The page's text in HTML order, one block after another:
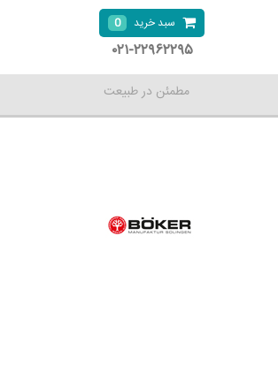
سبد خرید 0
۰۲۱-۲۲۹۶۲۲۹۵
مطمئن در طبیعت